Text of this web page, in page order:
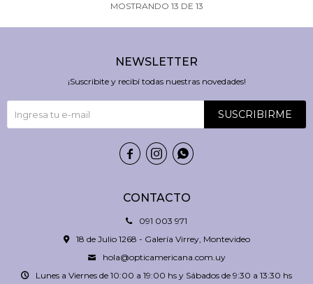
MOSTRANDO 13 DE 13
CONTACTO
091 003 971
18 de Julio 1268 - Galería Virrey, Montevideo
hola@opticamericana.com.uy
Lunes a Viernes de 10:00 a 19:00 hs y Sábados de 9:30 a 13:30 hs
NEWSLETTER
¡Suscribite y recibí todas nuestras novedades!
SUSCRIBIRME
  